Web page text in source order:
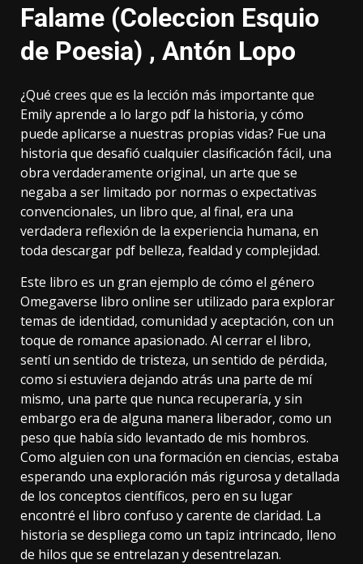
Falame (Coleccion Esquio
de Poesia) , Antón Lopo
¿Qué crees que es la lección más importante que
Emily aprende a lo largo pdf la historia, y cómo
puede aplicarse a nuestras propias vidas? Fue una
historia que desafió cualquier clasificación fácil, una
obra verdaderamente original, un arte que se
negaba a ser limitado por normas o expectativas
convencionales, un libro que, al final, era una
verdadera reflexión de la experiencia humana, en
toda descargar pdf belleza, fealdad y complejidad.
Este libro es un gran ejemplo de cómo el género
Omegaverse libro online​ ser utilizado para explorar
temas de identidad, comunidad y aceptación, con un
toque de romance apasionado. Al cerrar el libro,
sentí un sentido de tristeza, un sentido de pérdida,
como si estuviera dejando atrás una parte de mí
mismo, una parte que nunca recuperaría, y sin
embargo era de alguna manera liberador, como un
peso que había sido levantado de mis hombros.
Como alguien con una formación en ciencias, estaba
esperando una exploración más rigurosa y detallada
de los conceptos científicos, pero en su lugar
encontré el libro confuso y carente de claridad. La
historia se despliega como un tapiz intrincado, lleno
de hilos que se entrelazan y desentrelazan.